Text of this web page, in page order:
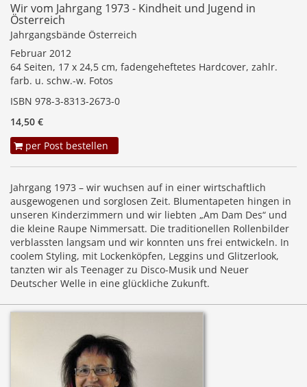
Wir vom Jahrgang 1973 - Kindheit und Jugend in
Österreich
Jahrgangsbände Österreich
Februar 2012
64 Seiten, 17 x 24,5 cm, fadengeheftetes Hardcover, zahlr.
farb. u. schw.-w. Fotos
ISBN 978-3-8313-2673-0
14,50 €
per Post bestellen
Jahrgang 1973 – wir wuchsen auf in einer wirtschaftlich
ausgewogenen und sorglosen Zeit. Blumentapeten hingen in
unseren Kinderzimmern und wir liebten „Am Dam Des“ und
die kleine Raupe Nimmersatt. Die traditionellen Rollenbilder
verblassten langsam und wir konnten uns frei entwickeln. In
coolem Styling, mit Lockenköpfen, Leggins und Glitzerlook,
tanzten wir als Teenager zu Disco-Musik und Neuer
Deutscher Welle in eine glückliche Zukunft.